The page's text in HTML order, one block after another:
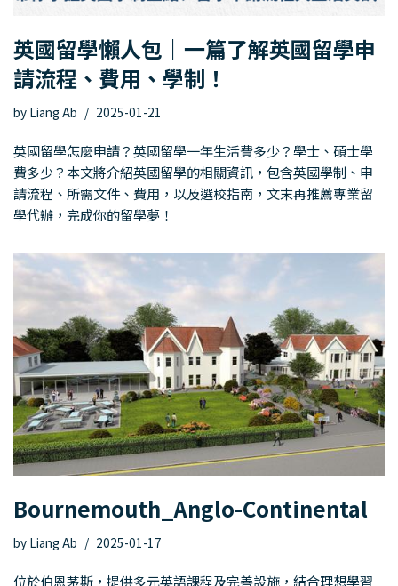
英國留學懶人包｜一篇了解英國留學申
請流程、費用、學制！
by Liang Ab 2025-01-21
英國留學怎麼申請？英國留學一年生活費多少？學士、碩士學
費多少？本文將介紹英國留學的相關資訊，包含英國學制、申
請流程、所需文件、費用，以及選校指南，文末再推薦專業留
學代辦，完成你的留學夢！
Bournemouth_Anglo-Continental
by Liang Ab 2025-01-17
位於伯恩茅斯，提供多元英語課程及完善設施，結合理想學習